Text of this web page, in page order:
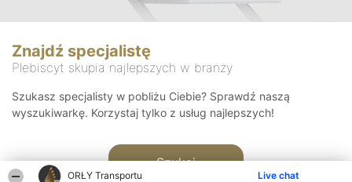
ORŁY Transportu Live chat
Znajdź specjalistę
Plebiscyt skupia najlepszych w branży
Szukasz specjalisty w pobliżu Ciebie? Sprawdź naszą
wyszukiwarkę. Korzystaj tylko z usług najlepszych!
Szukaj